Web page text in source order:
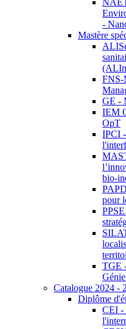
-
Mastère
FNS-
GE -
IEM
OpT
IPCI
bio-
pour
TGE
Catalogue 2024 -
Diplôme
CEI -